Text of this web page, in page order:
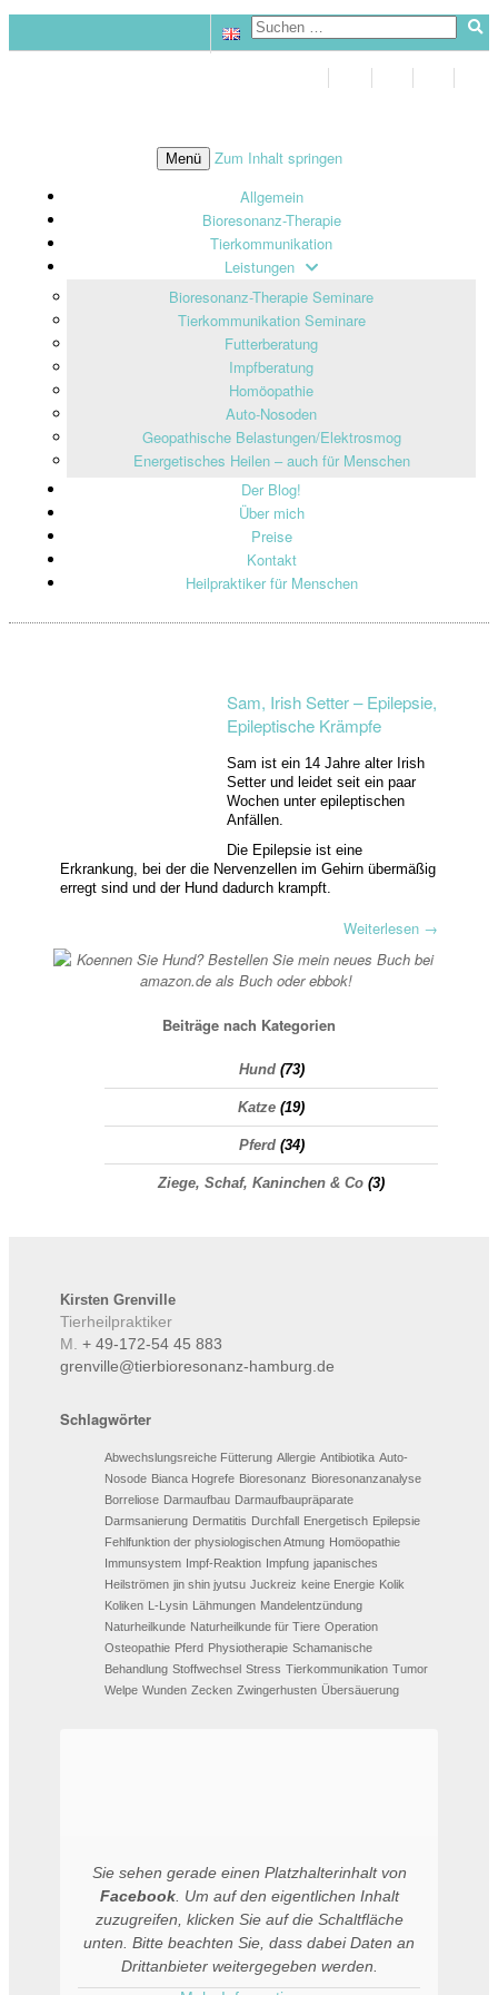
Menü
Zum Inhalt springen
Allgemein
Bioresonanz-Therapie
Tierkommunikation
Leistungen
Bioresonanz-Therapie Seminare
Tierkommunikation Seminare
Futterberatung
Impfberatung
Homöopathie
Auto-Nosoden
Geopathische Belastungen/Elektrosmog
Energetisches Heilen – auch für Menschen
Der Blog!
Über mich
Preise
Kontakt
Heilpraktiker für Menschen
Sam, Irish Setter – Epilepsie,
Epileptische Krämpfe
Sam ist ein 14 Jahre alter Irish
Setter und leidet seit ein paar
Wochen unter epileptischen
Anfällen.
Die Epilepsie ist eine
Erkrankung, bei der die Nervenzellen im Gehirn übermäßig
erregt sind und der Hund dadurch krampft.
Weiterlesen →
Beiträge nach Kategorien
Hund(73)
Katze (19)
Pferd(34)
Ziege, Schaf, Kaninchen & Co (3)
Kirsten Grenville
Tierheilpraktiker
M. + 49-172-54 45 883
grenville@tierbioresonanz-hamburg.de
Schlagwörter
Abwechslungsreiche Fütterung Allergie Antibiotika Auto-
Nosode Bianca Hogrefe Bioresonanz Bioresonanzanalyse
Borreliose Darmaufbau Darmaufbaupräparate
Darmsanierung Dermatitis Durchfall Energetisch Epilepsie
Fehlfunktion der physiologischen Atmung Homöopathie
Immunsystem Impf-Reaktion Impfung japanisches
Heilströmen jin shin jyutsu Juckreiz keine Energie Kolik
Koliken L-Lysin Lähmungen Mandelentzündung
Naturheilkunde Naturheilkunde für Tiere Operation
Osteopathie Pferd Physiotherapie Schamanische
Behandlung Stoffwechsel Stress Tierkommunikation Tumor
Welpe Wunden Zecken Zwingerhusten Übersäuerung
Sie sehen gerade einen Platzhalterinhalt von
Facebook. Um auf den eigentlichen Inhalt
zuzugreifen, klicken Sie auf die Schaltfläche
unten. Bitte beachten Sie, dass dabei Daten an
Drittanbieter weitergegeben werden.